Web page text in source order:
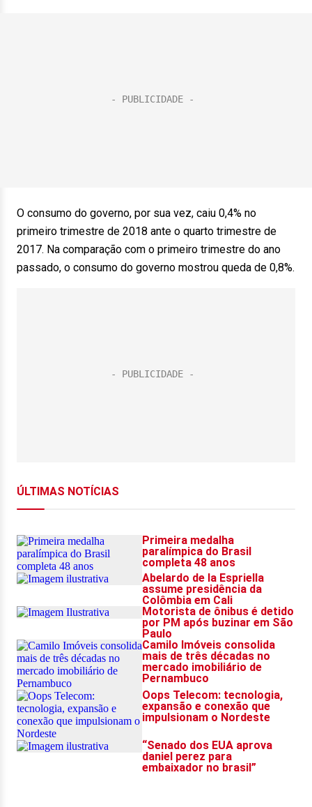
O consumo do governo, por sua vez, caiu 0,4% no
primeiro trimestre de 2018 ante o quarto trimestre de
2017. Na comparação com o primeiro trimestre do ano
passado, o consumo do governo mostrou queda de 0,8%.